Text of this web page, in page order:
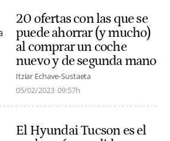
20 ofertas con las que se
puede ahorrar (y mucho)
al comprar un coche
nuevo y de segunda mano
Itziar Echave-Sustaeta
05/02/2023 09:57h
El Hyundai Tucson es el